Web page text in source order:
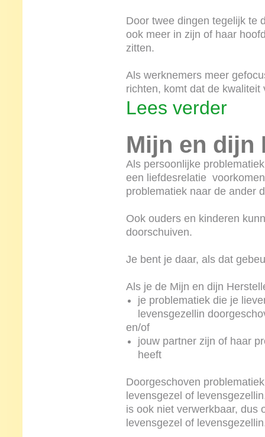
Door twee dingen tegelijk te
ook meer in zijn of haar
zitten.
Als werknemers meer
richten, komt dat de
Lees verder
Mijn en dijn
Als persoonlijke
een liefdesrelatie
problematiek naar de ander
Ook ouders en kinderen
doorschuiven.
Je bent je daar, als dat
Als je de Mijn en dijn
je problematiek die je
levensgezellin
en/of
jouw partner zijn of haar
heeft
Doorgeschoven
levensgezel of
is ook niet verwerkbaar, dus
levensgezel of